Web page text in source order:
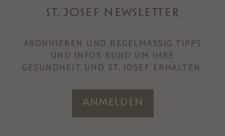
ST. JOSEF NEWSLETTER
ABONNIEREN UND REGELMÄSSIG TIPPS U
ND INFOS RUND UM IHRE
GESUNDHEIT UND ST. JOSEF ERHALTEN.
Anmelden